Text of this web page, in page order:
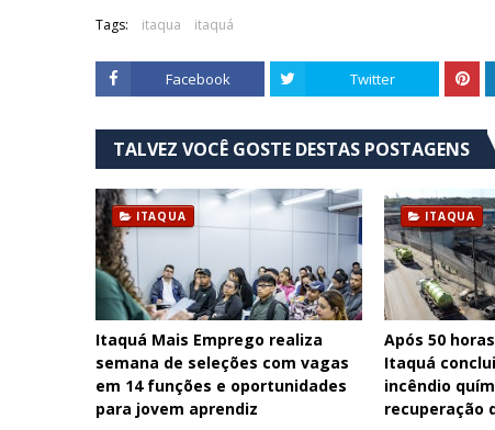
Tags: itaqua itaquá
Facebook Twitter
TALVEZ VOCÊ GOSTE DESTAS POSTAGENS
ITAQUA
Itaquá Mais Emprego realiza
semana de seleções com vagas
em 14 funções e oportunidades
para jovem aprendiz
ITAQUA
Após 50
Itaquá
incêndio
recuperação